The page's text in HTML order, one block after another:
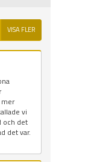
VISA FLER
vi
och det
det var.